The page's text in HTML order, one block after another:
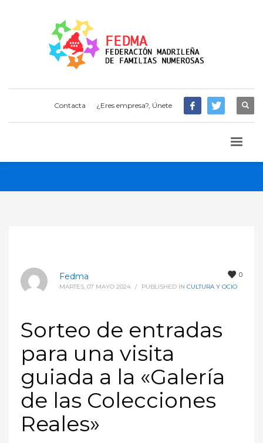
Contacta ¿Eres empresa?, Únete
0
Fedma
MARTES, 07 MAYO 2024 / PUBLISHED IN CULTURA Y OCIO
Sorteo de entradas
para una visita
guiada a la «Galería
de las Colecciones
Reales»